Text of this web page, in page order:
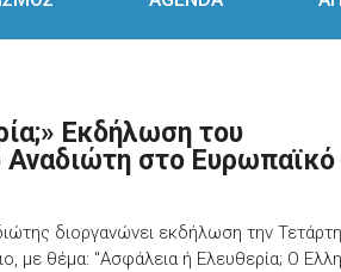
Εκδήλωση του
στο Ευρωπαϊκό
διοργανώνει εκδήλωση την
με θέμα: "Ασφάλεια ή Ελευθερία; Ο